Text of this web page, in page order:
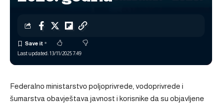
Last updated: 13/11/2025 7:49
Federalno ministarstvo poljoprivrede, vodoprivrede i
šumarstva obavještava javnost i korisnike da su objavljene